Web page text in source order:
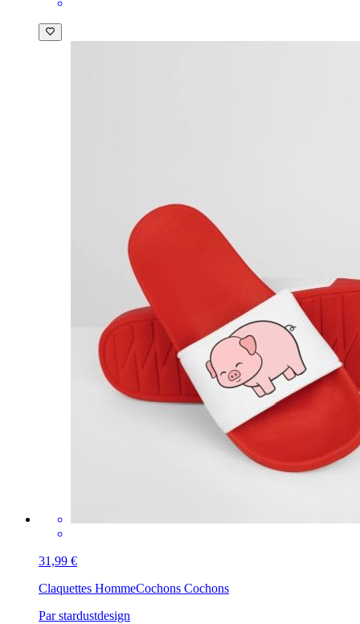
31,99 €
Claquettes HommeCochons Cochons
Par stardustdesign